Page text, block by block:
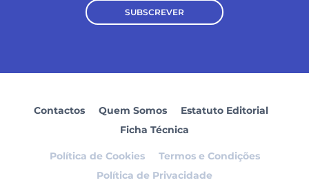
SUBSCREVER
Contactos Quem Somos
Estatuto Editorial
Ficha Técnica
Política de Cookies
Termos e Condições
Política de Privacidade